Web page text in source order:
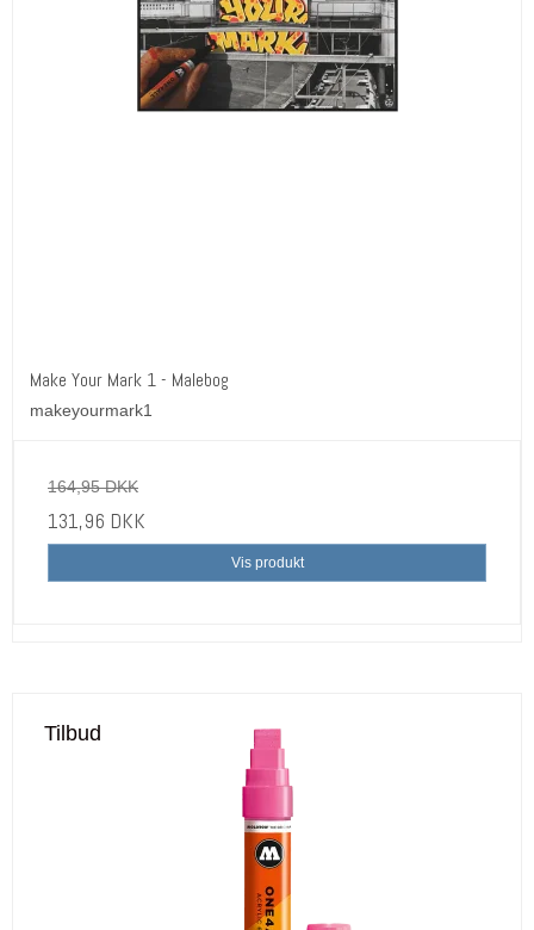
Make Your Mark 1 - Malebog
makeyourmark1
164,95 DKK
131,96 DKK
Vis produkt
Tilbud